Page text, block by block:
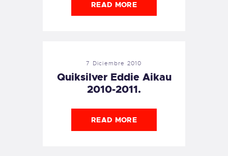
READ MORE
7 Diciembre 2010
Quiksilver Eddie Aikau
2010-2011.
READ MORE